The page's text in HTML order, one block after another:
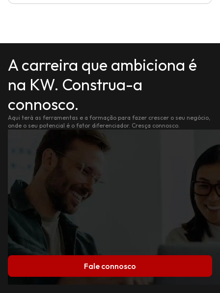
A carreira que ambiciona é
na KW. Construa-a
connosco.
Aqui terá as ferramentas e a formação para fazer crescer o seu negócio,
onde o seu potencial é o fator diferenciador. Cresça connosco.
Fale connosco